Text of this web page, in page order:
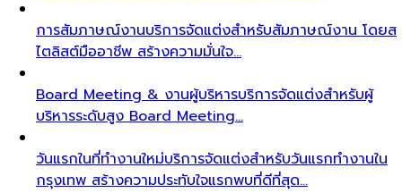
การสัมภาษณ์งานบริการจัดแต่งสำหรับสัมภาษณ์งาน โดยส
ไตลิสต์มืออาชีพ สร้างความมั่นใจ…
Board Meeting & งานผู้บริหารบริการจัดแต่งสำหรับผู้
บริหารระดับสูง Board Meeting…
วันแรกในที่ทำงานใหม่บริการจัดแต่งสำหรับวันแรกทำงานใน
กรุงเทพ สร้างความประทับใจแรกพบที่ดีที่สุด…